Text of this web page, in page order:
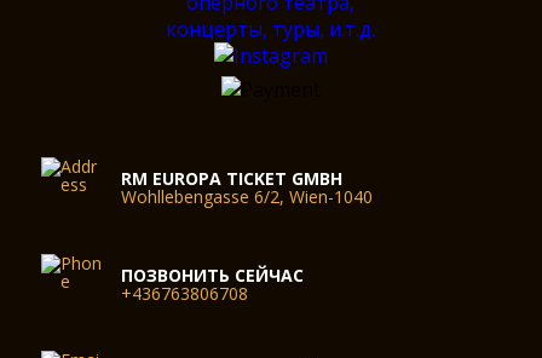
RM EUROPA TICKET GMBH
Wohllebengasse 6/2, Wien-1040
ПОЗВОНИТЬ СЕЙЧАС
+436763806708